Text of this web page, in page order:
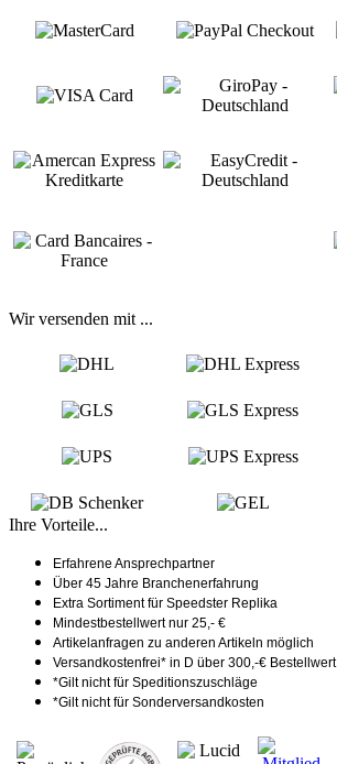
Wir versenden mit ...
Ihre Vorteile...
Erfahrene Ansprechpartner
Über 45 Jahre Branchenerfahrung
Extra Sortiment für Speedster Replika
Mindestbestellwert nur 25,- €
Artikelanfragen zu anderen Artikeln möglich
Versandkostenfrei* in D über 300,-€ Bestellwert
*Gilt nicht für Speditionszuschläge
*Gilt nicht für Sonderversandkosten